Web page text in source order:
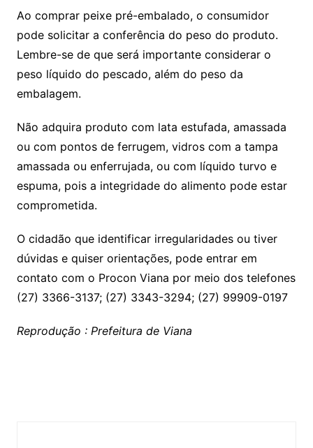
Ao comprar peixe pré-embalado, o consumidor
pode solicitar a conferência do peso do produto.
Lembre-se de que será importante considerar o
peso líquido do pescado, além do peso da
embalagem.
Não adquira produto com lata estufada, amassada
ou com pontos de ferrugem, vidros com a tampa
amassada ou enferrujada, ou com líquido turvo e
espuma, pois a integridade do alimento pode estar
comprometida.
O cidadão que identificar irregularidades ou tiver
dúvidas e quiser orientações, pode entrar em
contato com o Procon Viana por meio dos telefones
(27) 3366-3137; (27) 3343-3294; (27) 99909-0197
Reprodução : Prefeitura de Viana